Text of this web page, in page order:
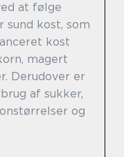
at følge
sund kost, som
kost
magert
Derudover er
af sukker,
og